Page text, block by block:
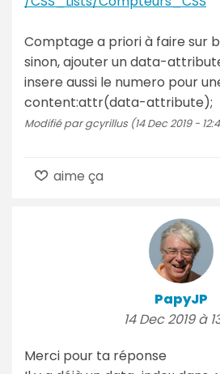
Comptage a priori à faire sur
sinon, ajouter un data-
insere aussi le numero pour
content:attr(data-attribute);
Modifié par gcyrillus (14 Dec 2019 -
aime ça
PapyJP
14 Dec 2019 à
Merci pour ta réponse